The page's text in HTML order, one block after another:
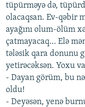
tüpürməyə də,
olacaqsan. Ev-qəbir
ayağını olum-ölüm
çatmayacaq… Elə
tələsik qara donunu
yetirəcəksən. Yoxu
- Dayan görüm, bu
oldu!
- Deyəsən, yenə